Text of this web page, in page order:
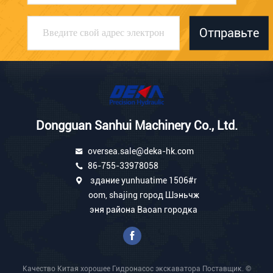
Отправьте
Dongguan Sanhui Machinery Co., Ltd.
oversea.sale@deka-hk.com
86-755-33978058
здание yunhuatime 1506#r
oom, shajing город Шэньчж
эня района Baoan городка
Качество Китая хорошее Гидронасос экскаватора Поставщик. ©